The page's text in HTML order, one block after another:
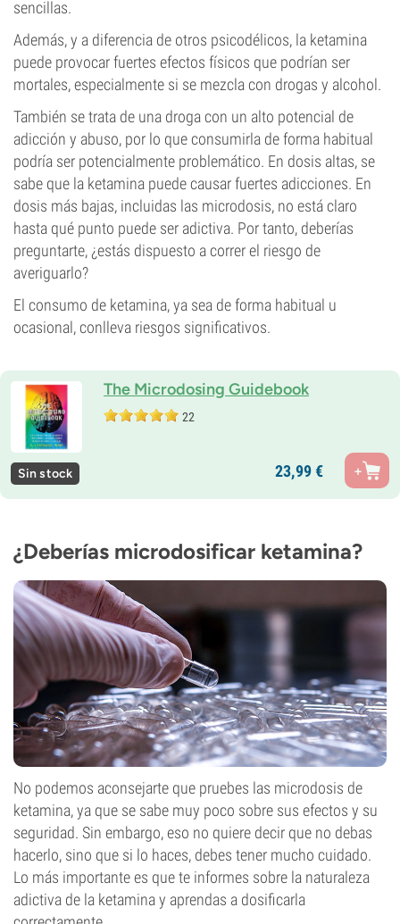
sencillas.
Además, y a diferencia de otros psicodélicos, la ketamina
puede provocar fuertes efectos físicos que podrían ser
mortales, especialmente si se mezcla con drogas y alcohol.
También se trata de una droga con un alto potencial de
adicción y abuso, por lo que consumirla de forma habitual
podría ser potencialmente problemático. En dosis altas, se
sabe que la ketamina puede causar fuertes adicciones. En
dosis más bajas, incluidas las microdosis, no está claro
hasta qué punto puede ser adictiva. Por tanto, deberías
preguntarte, ¿estás dispuesto a correr el riesgo de
averiguarlo?
El consumo de ketamina, ya sea de forma habitual u
ocasional, conlleva riesgos significativos.
The Microdosing Guidebook
22
Sin stock 23,99€
¿Deberías microdosificar ketamina?
No podemos aconsejarte que pruebes las microdosis de
ketamina, ya que se sabe muy poco sobre sus efectos y su
seguridad. Sin embargo, eso no quiere decir que no debas
hacerlo, sino que si lo haces, debes tener mucho cuidado.
Lo más importante es que te informes sobre la naturaleza
adictiva de la ketamina y aprendas a dosificarla